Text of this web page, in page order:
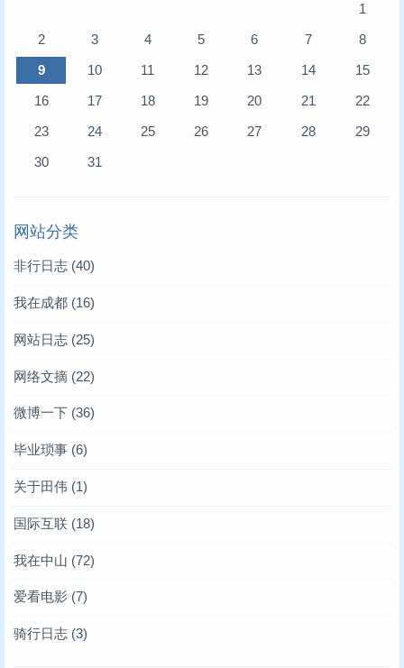
1
2
3 4 5 6 7
8
9
10 11 12 13 14
15
16
17 18 19 20 21
22
23
24 25 26 27 28
29
30
31
网站分类
非行日志 (40)
我在成都 (16)
网站日志 (25)
网络文摘 (22)
微博一下 (36)
毕业琐事 (6)
关于田伟 (1)
国际互联 (18)
我在中山 (72)
爱看电影 (7)
骑行日志 (3)